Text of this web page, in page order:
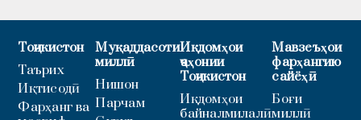
Тоҷикистон
Таърих
Иқтисодӣ
Фарҳанг ва
Муқаддасоти
миллӣ
Нишон
Парчам
Иқдомҳои
ҷаҳонии
Тоҷикистон
Иқдомҳои
байналмилалӣ
Мавзеъҳои
фарҳангию
сайёҳӣ
Боғи
миллӣ